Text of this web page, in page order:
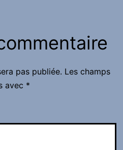
pas publiée. Les champs
avec *